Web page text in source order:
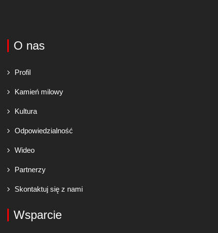
O nas
Profil
Kamień milowy
Kultura
Odpowiedzialność
Wideo
Partnerzy
Skontaktuj się z nami
Wsparcie